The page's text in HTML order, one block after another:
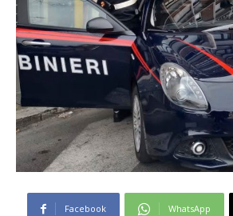
Facebook WhatsApp